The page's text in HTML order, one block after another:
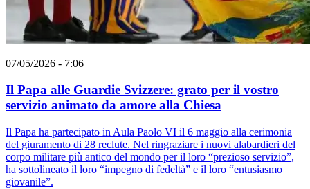
07/05/2026 - 7:06
Il Papa alle Guardie Svizzere: grato per il vostro
servizio animato da amore alla Chiesa
Il Papa ha partecipato in Aula Paolo VI il 6 maggio alla cerimonia
del giuramento di 28 reclute. Nel ringraziare i nuovi alabardieri del
corpo militare più antico del mondo per il loro “prezioso servizio”,
ha sottolineato il loro “impegno di fedeltà” e il loro “entusiasmo
giovanile”.